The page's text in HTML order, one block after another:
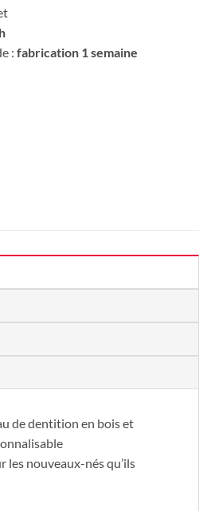
: fabrication 1 semaine
de dentition en bois et
les nouveaux-nés qu’ils